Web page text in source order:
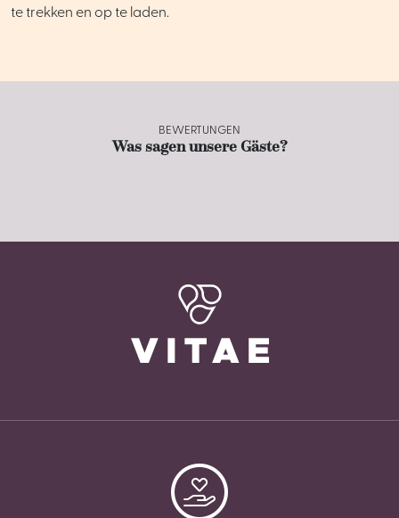
te trekken en op te laden.
BEWERTUNGEN
Was sagen unsere Gäste?